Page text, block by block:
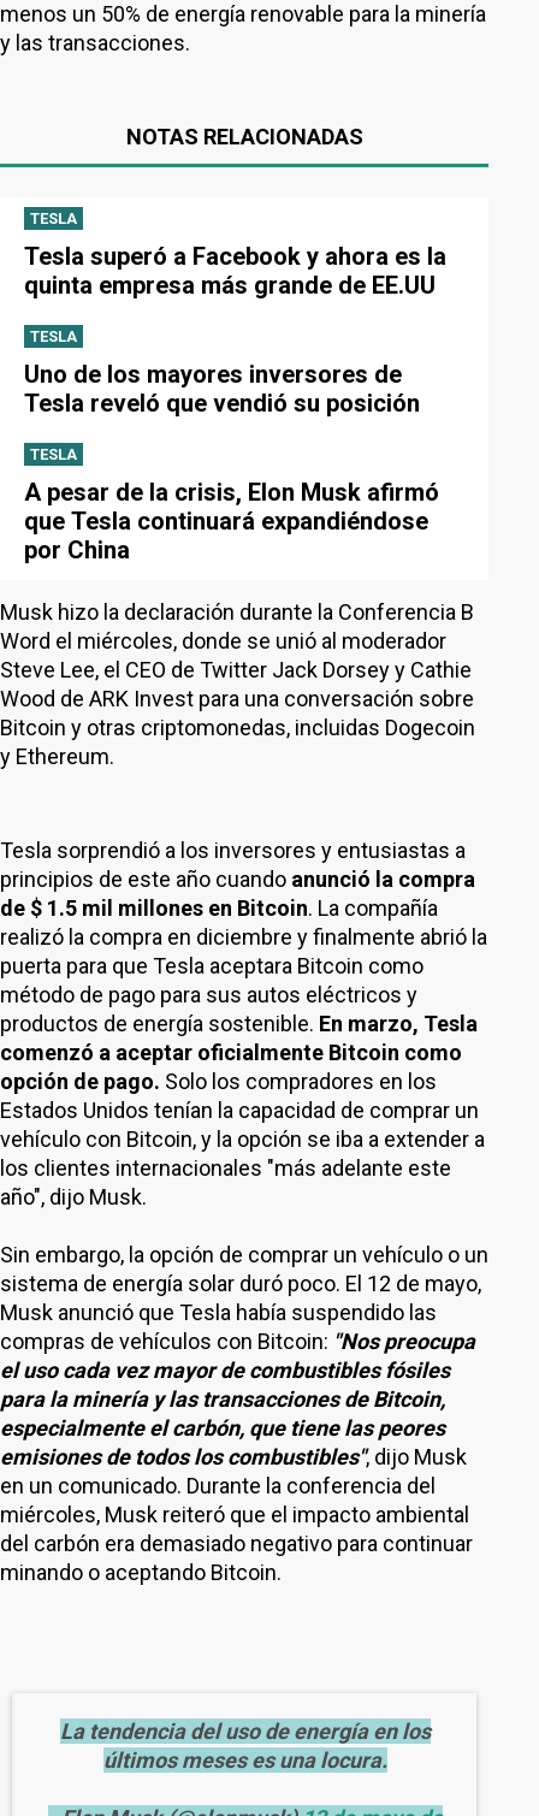
menos un 50% de energía renovable para la minería
y las transacciones.
NOTAS RELACIONADAS
TESLA
Tesla superó a Facebook y ahora es la
quinta empresa más grande de EE.UU
TESLA
Uno de los mayores inversores de
Tesla reveló que vendió su posición
TESLA
A pesar de la crisis, Elon Musk afirmó
que Tesla continuará expandiéndose
por China
Musk hizo la declaración durante la Conferencia B
Word el miércoles, donde se unió al moderador
Steve Lee, el CEO de Twitter Jack Dorsey y Cathie
Wood de ARK Invest para una conversación sobre
Bitcoin y otras criptomonedas, incluidas Dogecoin
y Ethereum.
Tesla sorprendió a los inversores y entusiastas a
principios de este año cuando anunció la compra
de $ 1.5 mil millones en Bitcoin. La compañía
realizó la compra en diciembre y finalmente abrió la
puerta para que Tesla aceptara Bitcoin como
método de pago para sus autos eléctricos y
productos de energía sostenible. En marzo, Tesla
comenzó a aceptar oficialmente Bitcoin como
opción de pago. Solo los compradores en los
Estados Unidos tenían la capacidad de comprar un
vehículo con Bitcoin, y la opción se iba a extender a
los clientes internacionales "más adelante este
año", dijo Musk.
Sin embargo, la opción de comprar un vehículo o un
sistema de energía solar duró poco. El 12 de mayo,
Musk anunció que Tesla había suspendido las
compras de vehículos con Bitcoin: "Nos preocupa
el uso cada vez mayor de combustibles fósiles
para la minería y las transacciones de Bitcoin,
especialmente el carbón, que tiene las peores
emisiones de todos los combustibles", dijo Musk
en un comunicado. Durante la conferencia del
miércoles, Musk reiteró que el impacto ambiental
del carbón era demasiado negativo para continuar
minando o aceptando Bitcoin.
La tendencia del uso de energía en los
últimos meses es una locura.